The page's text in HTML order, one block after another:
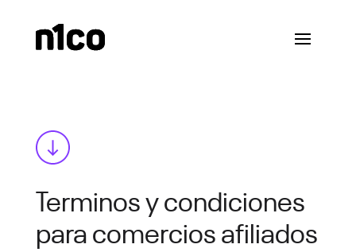
Terminos y condiciones
para comercios afiliados